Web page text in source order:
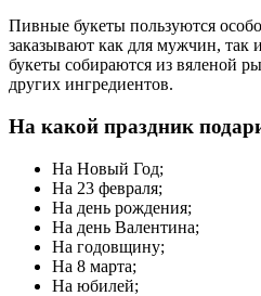
Пивные букеты пользуются
заказывают как для мужчин,
букеты собираются из вяленой
других ингредиентов.
На какой праздник
На Новый Год;
На 23 февраля;
На день рождения;
На день Валентина;
На годовщину;
На 8 марта;
На юбилей;